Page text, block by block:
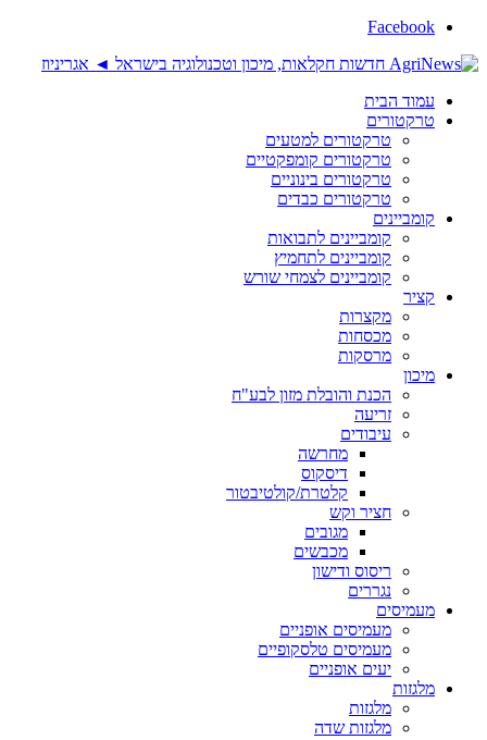
Facebook
עמוד הבית
טרקטורים
טרקטורים למטעים
טרקטורים קומפקטיים
טרקטורים בינוניים
טרקטורים כבדים
קומביינים
קומביינים לתבואות
קומביינים לתחמיץ
קומביינים לצמחי שורש
קציר
מקצרות
מכסחות
מרסקות
מיכון
הכנת והובלת מזון לבע"ח
זריעה
עיבודים
מחרשה
דיסקוס
קלטרת/קולטיבטור
חציר וקש
מגובים
מכבשים
ריסוס ודישון
נגררים
מעמיסים
מעמיסים אופניים
מעמיסים טלסקופיים
יעים אופניים
מלגזות
מלגזות
מלגזות שדה